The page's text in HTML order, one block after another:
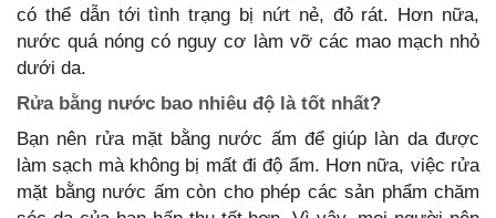
có thể dẫn tới tình trạng bị nứt nẻ, đỏ rát. Hơn nữa,
nước quá nóng có nguy cơ làm vỡ các mao mạch nhỏ
dưới da.
Rửa bằng nước bao nhiêu độ là tốt nhất?
Bạn nên rửa mặt bằng nước ấm để giúp làn da được
làm sạch mà không bị mất đi độ ẩm. Hơn nữa, việc rửa
mặt bằng nước ấm còn cho phép các sản phẩm chăm